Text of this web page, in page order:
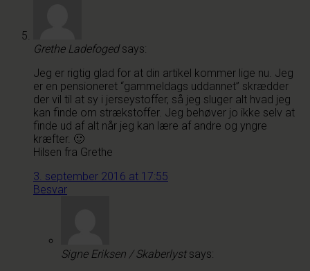
Grethe Ladefoged says:
Jeg er rigtig glad for at din artikel kommer lige nu. Jeg
er en pensioneret “gammeldags uddannet” skrædder
der vil til at sy i jerseystoffer, så jeg sluger alt hvad jeg
kan finde om strækstoffer. Jeg behøver jo ikke selv at
finde ud af alt når jeg kan lære af andre og yngre
kræfter. 🙂
Hilsen fra Grethe
3. september 2016 at 17:55
Besvar
Signe Eriksen / Skaberlyst says: